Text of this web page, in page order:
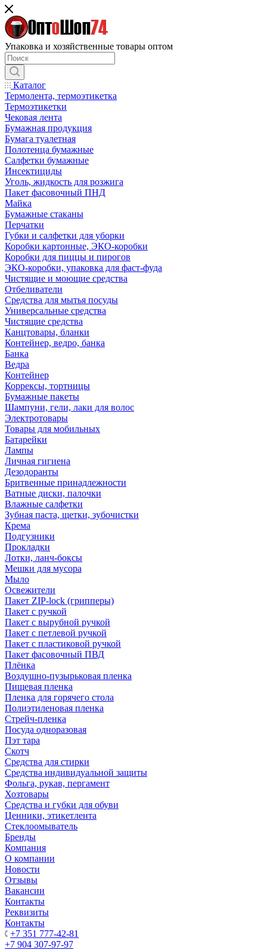
Упаковка и хозяйственные товары оптом
Каталог
Термолента, термоэтикетка
Термоэтикетки
Чековая лента
Бумажная продукция
Бумага туалетная
Полотенца бумажные
Салфетки бумажные
Инсектициды
Уголь, жидкость для розжига
Пакет фасовочный ПНД
Майка
Бумажные стаканы
Перчатки
Губки и салфетки для уборки
Коробки картонные, ЭКО-коробки
Коробки для пиццы и пирогов
ЭКО-коробки, упаковка для фаст-фуда
Чистящие и моющие средства
Отбеливатели
Средства для мытья посуды
Универсальные средства
Чистящие средства
Канцтовары, бланки
Контейнер, ведро, банка
Банка
Ведра
Контейнер
Коррексы, тортницы
Бумажные пакеты
Шампуни, гели, лаки для волос
Электротовары
Товары для мобильных
Батарейки
Лампы
Личная гигиена
Дезодоранты
Бритвенные принадлежности
Ватные диски, палочки
Влажные салфетки
Зубная паста, щетки, зубочистки
Крема
Подгузники
Прокладки
Лотки, ланч-боксы
Мешки для мусора
Мыло
Освежители
Пакет ZIP-lock (грипперы)
Пакет с ручкой
Пакет с вырубной ручкой
Пакет с петлевой ручкой
Пакет с пластиковой ручкой
Пакет фасовочный ПВД
Плёнка
Воздушно-пузырьковая пленка
Пищевая пленка
Пленка для горячего стола
Полиэтиленовая пленка
Стрейч-пленка
Посуда одноразовая
Пэт тара
Скотч
Средства для стирки
Средства индивидуальной защиты
Фольга, рукав, пергамент
Хозтовары
Средства и губки для обуви
Ценники, этикетлента
Стеклоомыватель
Бренды
Компания
О компании
Новости
Отзывы
Вакансии
Контакты
Реквизиты
Контакты
+7 351 777-42-81
+7 904 307-97-97